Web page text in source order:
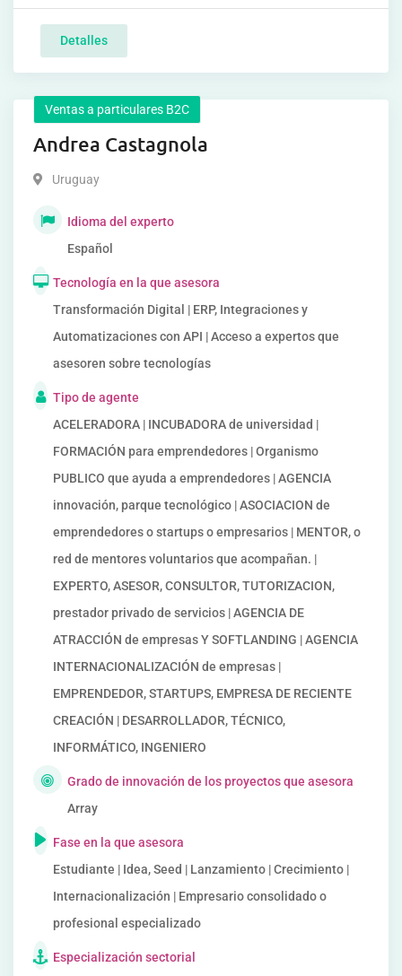
Detalles
Ventas a particulares B2C
Andrea Castagnola
Uruguay
Idioma del experto
Español
Tecnología en la que asesora
Transformación Digital | ERP, Integraciones y
Automatizaciones con API | Acceso a expertos que
asesoren sobre tecnologías
Tipo de agente
ACELERADORA | INCUBADORA de universidad |
FORMACIÓN para emprendedores | Organismo
PUBLICO que ayuda a emprendedores | AGENCIA
innovación, parque tecnológico | ASOCIACION de
emprendedores o startups o empresarios | MENTOR, o
red de mentores voluntarios que acompañan. |
EXPERTO, ASESOR, CONSULTOR, TUTORIZACION,
prestador privado de servicios | AGENCIA DE
ATRACCIÓN de empresas Y SOFTLANDING | AGENCIA
INTERNACIONALIZACIÓN de empresas |
EMPRENDEDOR, STARTUPS, EMPRESA DE RECIENTE
CREACIÓN | DESARROLLADOR, TÉCNICO,
INFORMÁTICO, INGENIERO
Grado de innovación de los proyectos que asesora
Array
Fase en la que asesora
Estudiante | Idea, Seed | Lanzamiento | Crecimiento |
Internacionalización | Empresario consolidado o
profesional especializado
Especialización sectorial